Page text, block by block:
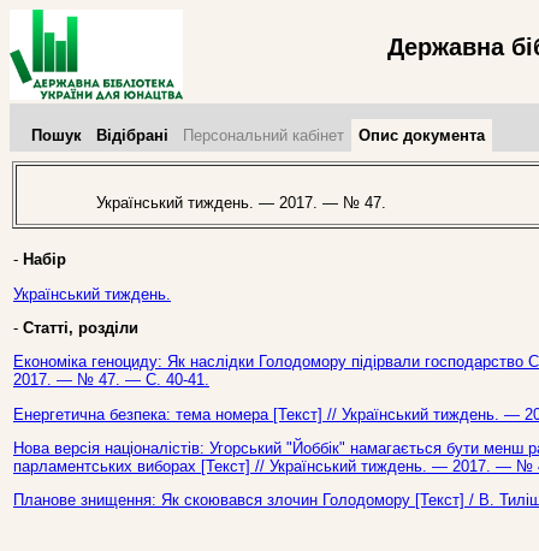
Державна
Пошук Відібрані Персональний кабінет Опис документа
Український тиждень. — 2017. — № 47.
- Набір
Український тиждень.
- Статті, розділи
Економіка геноциду: Як наслідки Голодомору підірвали
2017. — № 47. — С. 40-41.
Енергетична безпека: тема номера [Текст] // Український тиждень.
Нова версія націоналістів: Угорський "Йоббік" намагається бути
парламентських виборах [Текст] // Український тиждень. — 2017. —
Планове знищення: Як скоювався злочин Голодомору [Текст] / В.